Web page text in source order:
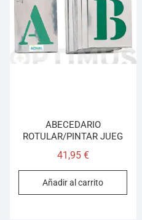
ABECEDARIO
ROTULAR/PINTAR JUEG
41,95 €
Añadir al carrito